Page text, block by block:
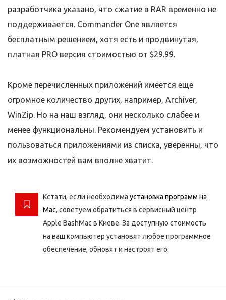
разработчика указано, что сжатие в RAR временно не
поддерживается. Commander One является
бесплатным решением, хотя есть и продвинутая,
платная PRO версия стоимостью от $29.99.
Кроме перечисленных приложений имеется еще
огромное количество других, например, Archiver,
WinZip. Но на наш взгляд, они несколько слабее и
менее функциональны. Рекомендуем установить и
пользоваться приложениями из списка, уверенны, что
их возможностей вам вполне хватит.
Кстати, если необходима установка программ на
Mac, советуем обратиться в сервисный центр
Apple BashMac в Киеве. За доступную стоимость
на ваш компьютер установят любое программное
обеспечение, обновят и настроят его.